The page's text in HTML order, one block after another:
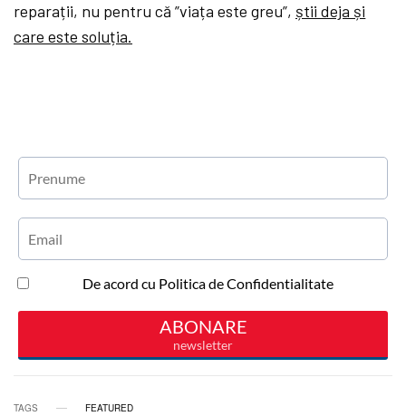
reparații, nu pentru că ”viața este greu”, știi deja și
care este soluția.
TAGS FEATURED